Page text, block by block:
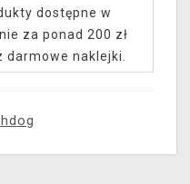
dostępne w
za ponad 200 zł
darmowe naklejki.